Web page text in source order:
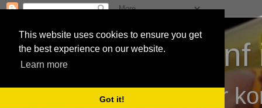
This website uses cookies to ensure you get
the best experience on our website.
Learn more
Got it!
3athlon - #dnf
Kai Baumgartner